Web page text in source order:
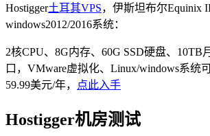
Hostigger土耳其VPS，伊斯坦布尔Equinix
windows2012/2016系统：
2核CPU、8G内存、60G SSD硬盘、10TB
口，VMware虚拟化、Linux/windows系统
59.99美元/年，
点此入手
Hostigger机房测试